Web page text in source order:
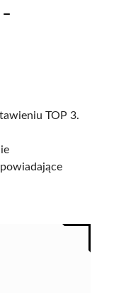
TOP 3.